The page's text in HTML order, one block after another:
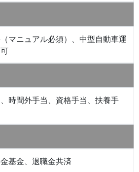
マニュアル必須）、中型自動車運
時間外手当、資格手当、扶養手
基金、退職金共済